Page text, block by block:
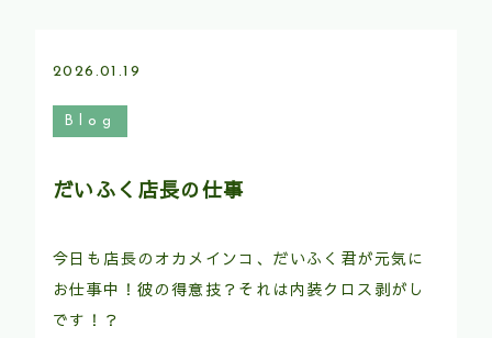
2026.01.19
Blog
だいふく店長の仕事
今日も店長のオカメインコ、だいふく君が元気に
お仕事中！彼の得意技？それは内装クロス剥がし
です！？